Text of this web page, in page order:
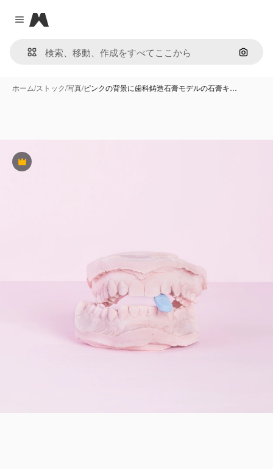
Close menu
Magnific
画像で
ホーム/ストック/写真/ピンクの背景に歯科鋳造石膏モデルの石膏キ…
Premium